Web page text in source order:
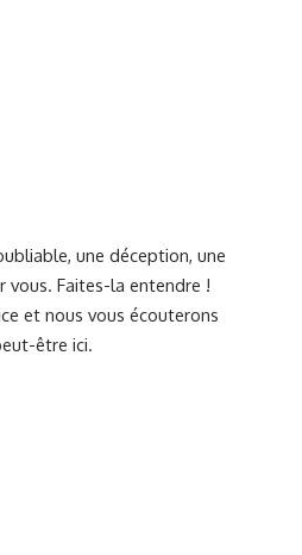
une déception, une
vous. Faites-la entendre !
et nous vous écouterons
être ici.